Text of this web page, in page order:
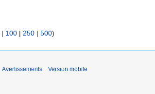
| 100 | 250 | 500)
Avertissements Version mobile